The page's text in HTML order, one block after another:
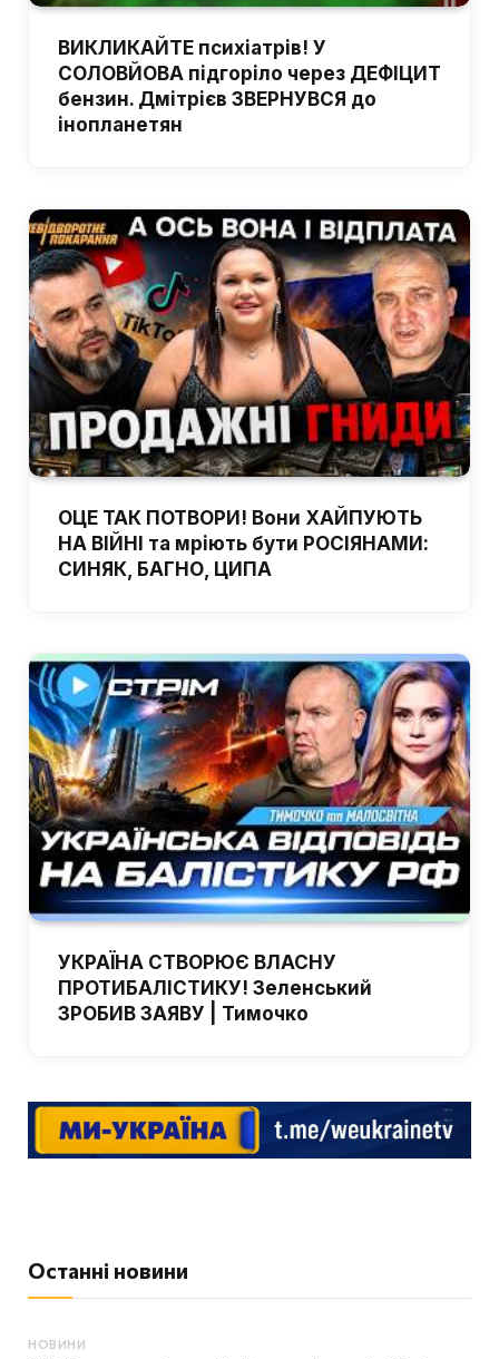
ВИКЛИКАЙТЕ психіатрів! У
СОЛОВЙОВА підгоріло через ДЕФІЦИТ
бензин. Дмітрієв ЗВЕРНУВСЯ до
інопланетян
ОЦЕ ТАК ПОТВОРИ! Вони ХАЙПУЮТЬ
НА ВІЙНІ та мріють бути РОСІЯНАМИ:
СИНЯК, БАГНО, ЦИПА
УКРАЇНА СТВОРЮЄ ВЛАСНУ
ПРОТИБАЛІСТИКУ! Зеленський
ЗРОБИВ ЗАЯВУ | Тимочко
Останні новини
НОВИНИ